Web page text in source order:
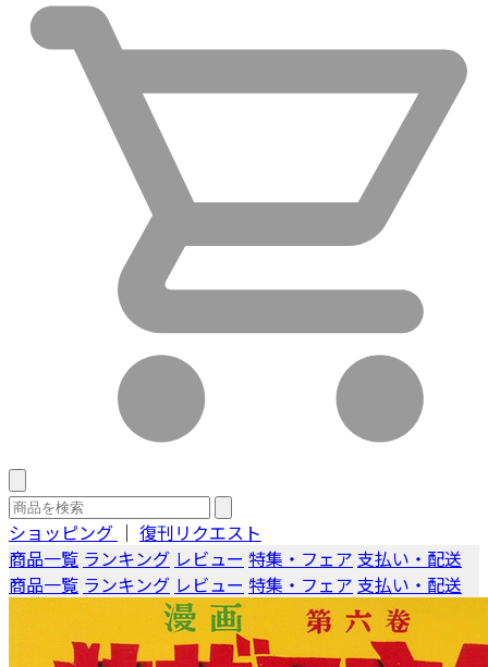
ショッピング ｜ 復刊リクエスト
商品一覧 ランキング レビュー 特集・フェア 支払い・配送
商品一覧 ランキング レビュー 特集・フェア 支払い・配送